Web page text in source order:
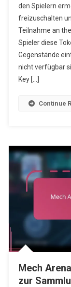
den Spielern
freizuschalten
Teilnahme an
Spieler diese
Gegenstände
nicht verfügbar
Key […]
Continue
Mech
zur